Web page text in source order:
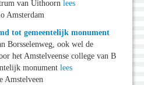
van Uithoorn lees
Amsterdam
tot gemeentelijk monument
Borsselenweg, ook wel de
het Amstelveense college van B
monument lees
Amstelveen